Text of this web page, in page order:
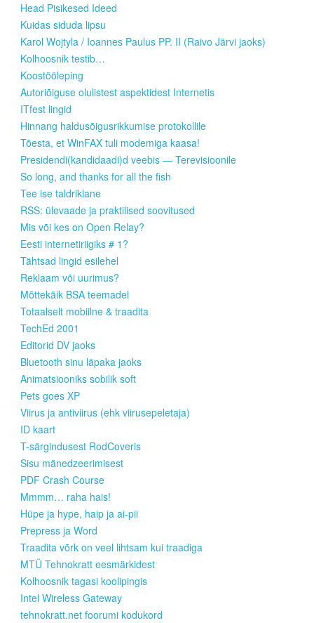
Head Pisikesed Ideed
Kuidas siduda lipsu
Karol Wojtyla / Ioannes Paulus PP. II (Raivo Järvi jaoks)
Kolhoosnik testib…
Koostööleping
Autoriõiguse olulistest aspektidest Internetis
ITfest lingid
Hinnang haldusõigusrikkumise protokollile
Tõesta, et WinFAX tuli modemiga kaasa!
Presidendi(kandidaadi)d veebis — Terevisioonile
So long, and thanks for all the fish
Tee ise taldriklane
RSS: ülevaade ja praktilised soovitused
Mis või kes on Open Relay?
Eesti internetiriigiks # 1?
Tähtsad lingid esilehel
Reklaam või uurimus?
Mõttekäik BSA teemadel
Totaalselt mobiilne & traadita
TechEd 2001
Editorid DV jaoks
Bluetooth sinu läpaka jaoks
Animatsiooniks sobilik soft
Pets goes XP
Viirus ja antiviirus (ehk viirusepeletaja)
ID kaart
T-särgindusest RodCoveris
Sisu mänedzeerimisest
PDF Crash Course
Mmmm… raha hais!
Hüpe ja hype, haip ja ai-pii
Prepress ja Word
Traadita võrk on veel lihtsam kui traadiga
MTÜ Tehnokratt eesmärkidest
Kolhoosnik tagasi koolipingis
Intel Wireless Gateway
tehnokratt.net foorumi kodukord